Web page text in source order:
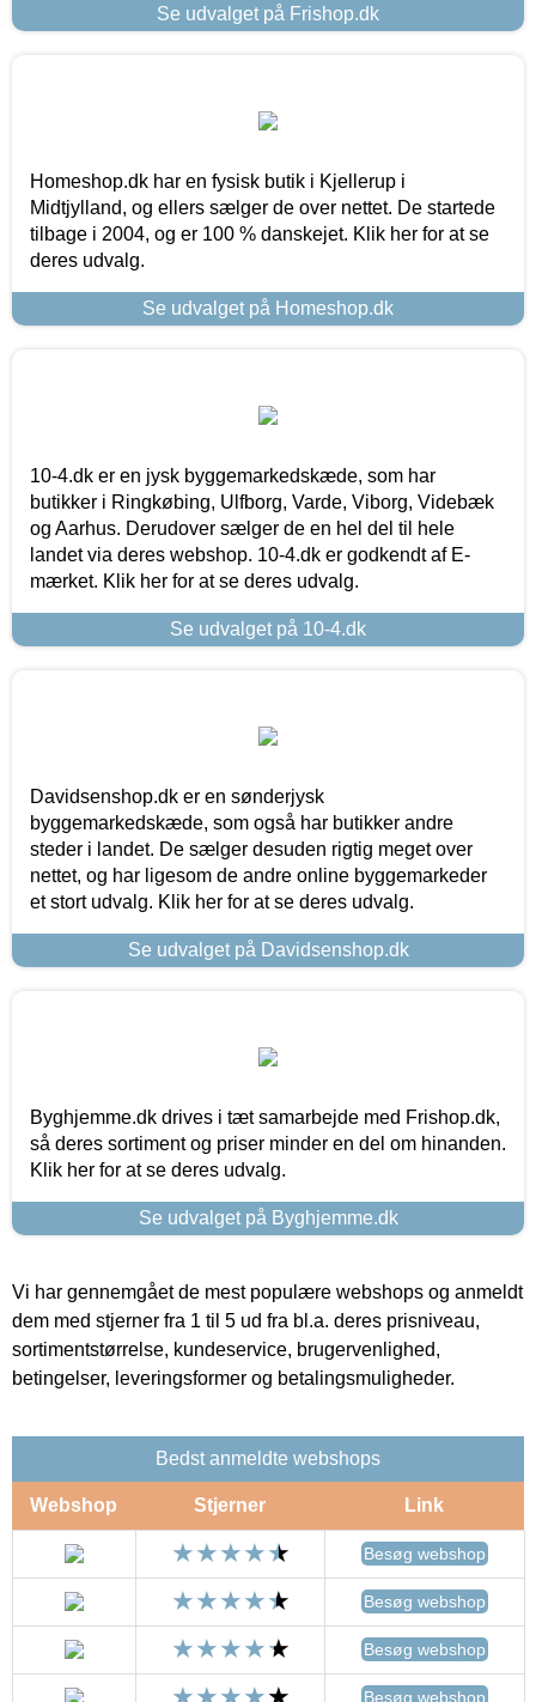
Se udvalget på Frishop.dk
Homeshop.dk har en fysisk butik i Kjellerup i
Midtjylland, og ellers sælger de over nettet. De startede
tilbage i 2004, og er 100 % danskejet. Klik her for at se
deres udvalg.
Se udvalget på Homeshop.dk
10-4.dk er en jysk byggemarkedskæde, som har
butikker i Ringkøbing, Ulfborg, Varde, Viborg, Videbæk
og Aarhus. Derudover sælger de en hel del til hele
landet via deres webshop. 10-4.dk er godkendt af E-
mærket. Klik her for at se deres udvalg.
Se udvalget på 10-4.dk
Davidsenshop.dk er en sønderjysk
byggemarkedskæde, som også har butikker andre
steder i landet. De sælger desuden rigtig meget over
nettet, og har ligesom de andre online byggemarkeder
et stort udvalg. Klik her for at se deres udvalg.
Se udvalget på Davidsenshop.dk
Byghjemme.dk drives i tæt samarbejde med Frishop.dk,
så deres sortiment og priser minder en del om hinanden.
Klik her for at se deres udvalg.
Se udvalget på Byghjemme.dk
Vi har gennemgået de mest populære webshops og anmeldt
dem med stjerner fra 1 til 5 ud fra bl.a. deres prisniveau,
sortimentstørrelse, kundeservice, brugervenlighed,
betingelser, leveringsformer og betalingsmuligheder.
Bedst anmeldte webshops
Webshop Stjerner Link
Besøg webshop
Besøg webshop
Besøg webshop
Besøg webshop